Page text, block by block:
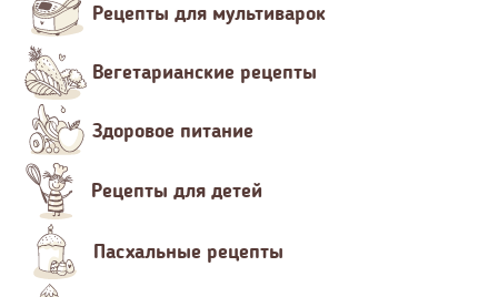
Рецепты для мультиварок
Вегетарианские рецепты
Здоровое питание
Рецепты для детей
Пасхальные рецепты